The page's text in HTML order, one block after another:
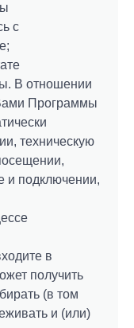
с
В отношении
Программы
техническую
и подключении,
в
получить
(в том
и (или)